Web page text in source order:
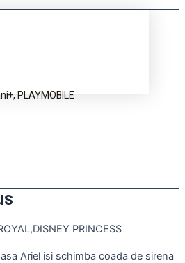
PLAYMOBILE
PRINCESS
Ariel isi schimba coada de sirena